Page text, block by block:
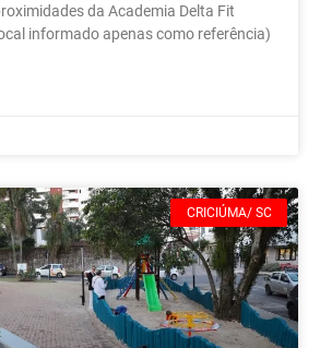
da Academia Delta Fit
informado apenas como referência)
CRICIÚMA/ SC